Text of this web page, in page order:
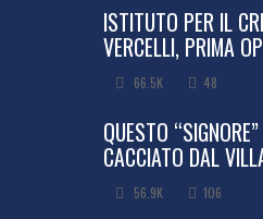
ISTITUTO PER IL
VERCELLI, PRIMA
66.5K 48
QUESTO
CACCIATO DAL
56.9K 106